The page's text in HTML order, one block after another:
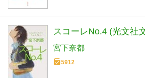
スコーレNo.4 (光文社
宮下奈都
5912